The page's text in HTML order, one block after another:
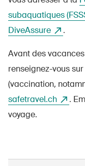
subaquatiques
DiveAssure
.
Avant des
renseignez-vous
(vaccination,
safetravel.ch
.
voyage.